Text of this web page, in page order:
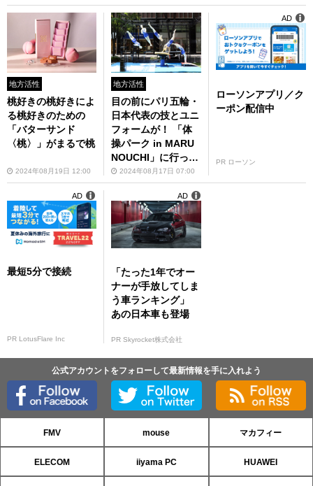
アート・プライズ」
展
地方活性
桃好きの桃好きによ
る桃好きのための
「バターサンド
〈桃〉」がまるで桃
2024年08月19日 12:00
地方活性
目の前にパリ五輪・
日本代表の技とユニ
フォームが！ 「体
操パーク in MARU
NOUCHI」に行って
きた2024年08月17日 07:00
ローソンアプリ／ク
ーポン配信中
PR ローソン
AD
最短5分で接続
PR LotusFlare Inc
AD
「たった1年でオー
ナーが手放してしま
う車ランキング」
あの日本車も登場
PR Skyrocket株式会社
AD
公式アカウントをフォローして最新情報を手に入れよう
FMV mouse マカフィー
ELECOM iiyama PC HUAWEI